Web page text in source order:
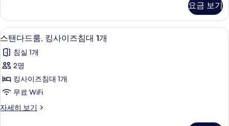
기
히
보
기
요금 보기
스
탠
다
드
룸,
사
저자극성 침구, 오리/거위털 이불, 책
4
스탠다드룸, 킹사이즈침대 1개
침실 1개
2명
킹사이즈침대 1개
무료 WiFi
자세히 보기
스